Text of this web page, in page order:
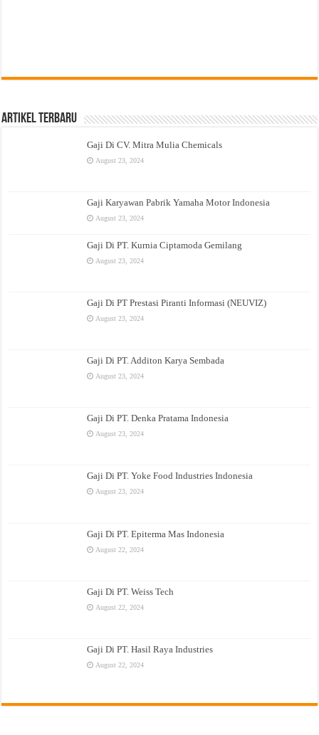
Artikel Terbaru
Gaji Di CV. Mitra Mulia Chemicals
August 23, 2024
Gaji Karyawan Pabrik Yamaha Motor Indonesia
August 23, 2024
Gaji Di PT. Kurnia Ciptamoda Gemilang
August 23, 2024
Gaji Di PT Prestasi Piranti Informasi (NEUVIZ)
August 23, 2024
Gaji Di PT. Additon Karya Sembada
August 23, 2024
Gaji Di PT. Denka Pratama Indonesia
August 23, 2024
Gaji Di PT. Yoke Food Industries Indonesia
August 23, 2024
Gaji Di PT. Epiterma Mas Indonesia
August 22, 2024
Gaji Di PT. Weiss Tech
August 22, 2024
Gaji Di PT. Hasil Raya Industries
August 22, 2024